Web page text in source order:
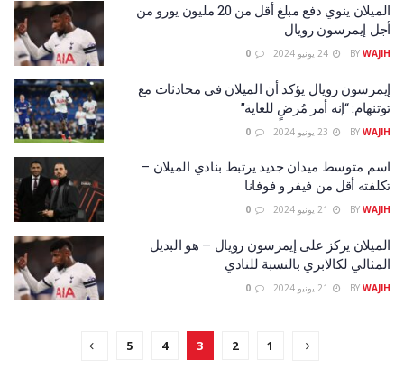
الميلان ينوي دفع مبلغ أقل من 20 مليون يورو من
أجل إيمرسون رويال
BY WAJIH
إيمرسون رويال يؤكد أن الميلان في محادثات مع
توتنهام: “إنه أمر مُرضٍ للغاية”
BY WAJIH
اسم متوسط ميدان جديد يرتبط بنادي الميلان –
تكلفته أقل من فيفر و فوفانا
BY WAJIH
الميلان يركز على إيمرسون رويال – هو البديل
المثالي لكالابري بالنسبة للنادي
BY WAJIH
1
2
3
4
5